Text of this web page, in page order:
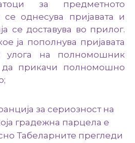
за предметното
однесува пријавата и
се доставува во прилог.
ја пополнува пријавата
улога на полномошник
прикачи полномошно
за сериозност на
градежна парцела е
Табеларнитe прегледи